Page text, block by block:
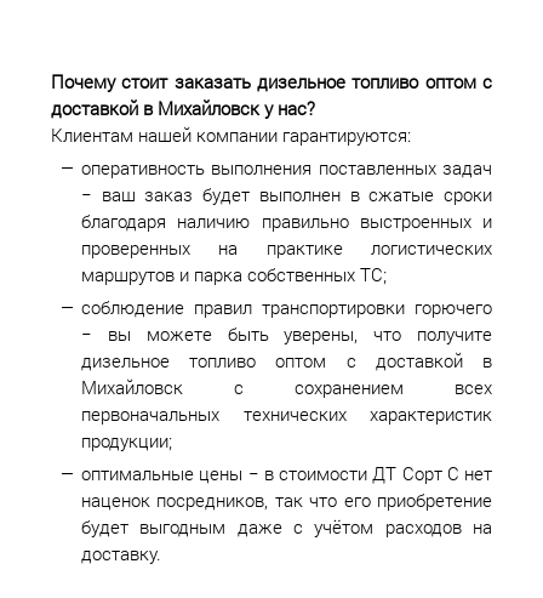
Почему стоит заказать дизельное топливо оптом с
доставкой в Михайловск у нас?
Клиентам нашей компании гарантируются:
оперативность выполнения поставленных задач
− ваш заказ будет выполнен в сжатые сроки
благодаря наличию правильно выстроенных и
проверенных на практике логистических
маршрутов и парка собственных ТС;
соблюдение правил транспортировки горючего
− вы можете быть уверены, что получите
дизельное топливо оптом с доставкой в
Михайловск с сохранением всех
первоначальных технических характеристик
продукции;
оптимальные цены − в стоимости ДТ Сорт С нет
наценок посредников, так что его приобретение
будет выгодным даже с учётом расходов на
доставку.